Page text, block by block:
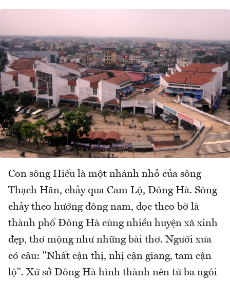
Con sông Hiếu là một nhánh nhỏ của sông
Thạch Hãn, chảy qua Cam Lộ, Đông Hà. Sông
chảy theo hướng đông nam, dọc theo bờ là
thành phố Đông Hà cùng nhiều huyện xã xinh
đẹp, thơ mộng như những bài thơ. Người xưa
có câu: "Nhất cận thị, nhị cận giang, tam cận
lộ". Xứ sở Đông Hà hình thành nên từ ba ngôi